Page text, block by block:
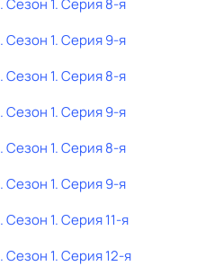
. Сезон 1. Серия 8-я
. Сезон 1. Серия 9-я
. Сезон 1. Серия 8-я
. Сезон 1. Серия 9-я
. Сезон 1. Серия 8-я
. Сезон 1. Серия 9-я
. Сезон 1. Серия 11-я
. Сезон 1. Серия 12-я